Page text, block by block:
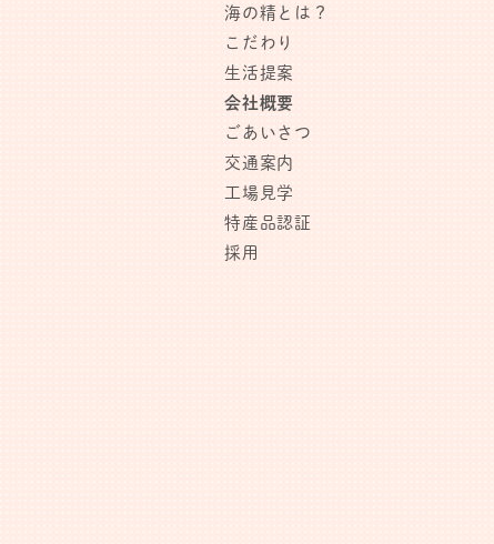
海の精とは？
こだわり
生活提案
会社概要
ごあいさつ
交通案内
工場見学
特産品認証
採用